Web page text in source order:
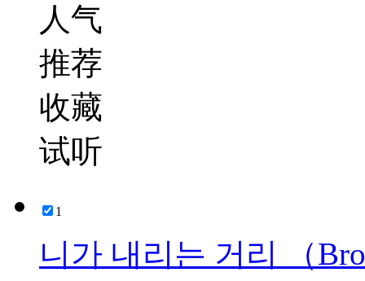
人气
推荐
收藏
试听
1
니가 내리는 거리 （